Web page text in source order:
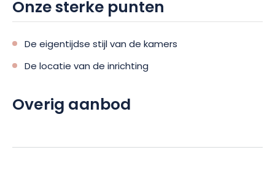
Onze sterke punten
De eigentijdse stijl van de kamers
De locatie van de inrichting
Overig aanbod